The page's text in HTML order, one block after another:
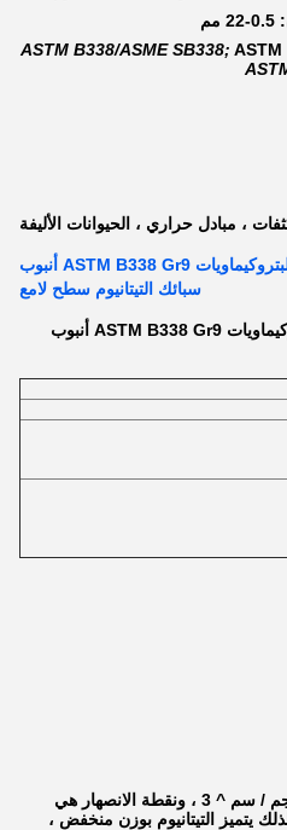
ASTM B338/ASME SB338; ASTM
، مبادل حراري ، الحيوانات الأليفة
أنبوب التيتانيوم غير الملحوم للبتروكيماويات ASTM B338 Gr9 أنبوب
سبائك التيتانيوم سطح لامع
أنبوب التيتانيوم غير الملحوم للبتروكيماويات ASTM B338 Gr9 أنبوب
كثافة التيتانيوم هي 4.506-4.516 جم / سم ^ 3 ، ونقطة الانصهار هي
، ونقطة الغليان هي 3535. لذلك يتميز التيتانيوم بوزن منخفض ،